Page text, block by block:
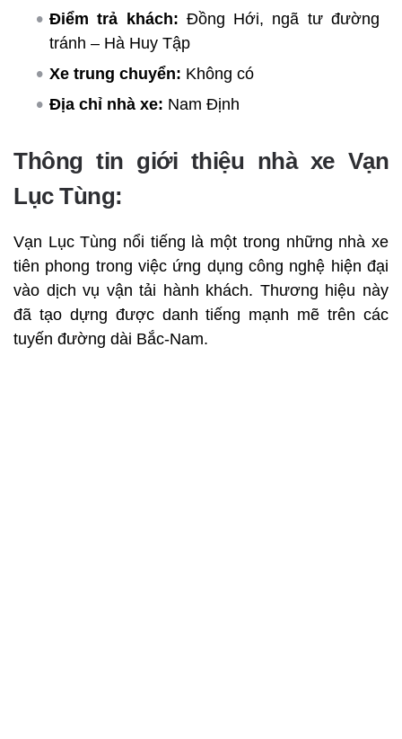
Điểm trả khách: Đồng Hới, ngã tư đường
tránh – Hà Huy Tập
Xe trung chuyển: Không có
Địa chỉ nhà xe: Nam Định
Thông tin giới thiệu nhà xe Vạn
Lục Tùng:
Vạn Lục Tùng nổi tiếng là một trong những nhà xe
tiên phong trong việc ứng dụng công nghệ hiện đại
vào dịch vụ vận tải hành khách. Thương hiệu này
đã tạo dựng được danh tiếng mạnh mẽ trên các
tuyến đường dài Bắc-Nam.